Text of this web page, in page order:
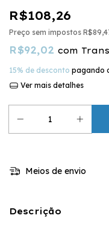
R$108,26
Preço sem impostos
R$92,02 com
15% de desconto pagando
Ver mais detalhes
Meios de envio
Descrição